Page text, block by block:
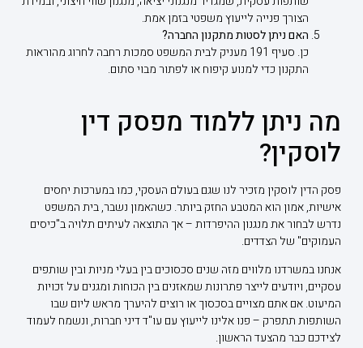
הצורך פנייה לייעוץ משפטי בזמן אמת.
האם ניתן לסטות מתקנון החברה?
כן. סעיף 191 מעניק לבית המשפט סמכות רחבה לחרוג מהוראות
התקנון כדי למנוע קיפוח או לפתור מבוי סתום.
מה ניתן ללמוד מפסק דין
לוסקין?
פסק הדין לוסקין מזכיר לנו שגם בעולם העסקי, כמו במערכות יחסים
אישיות, אמון הוא המטבע החזק ביותר. כשהאמון נשבר, בית המשפט
נדרש לבחור את מנגנון ההיפרדות – אך התוצאה לעיתים תלויה ב"כיסים
העמוקים" של הצדדים.
אנחנו במשרדנו מלווים מזה שנים סכסוכים בין בעלי מניות ובין שותפים
עסקיים, ויודעים לייצר פתרונות שמאזנים בין הכוחות ומגנים על זכויות
המיעוט. אם אתם מצויים בסכסוך או רוצים להיערך מראש ליום שבו
השותפות תתפרק – פנו אלינו לייעוץ עם עו"ד דיני חברות, ונשמח לעמוד
לצידכם כבר מהצעד הראשון.